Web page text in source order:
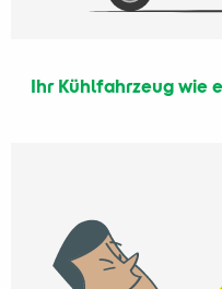
Ihr Kühlfahrzeug wie